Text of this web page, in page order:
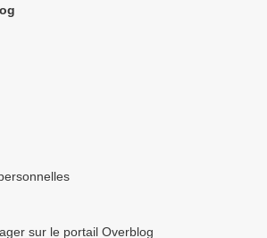
sur le portail Overblog